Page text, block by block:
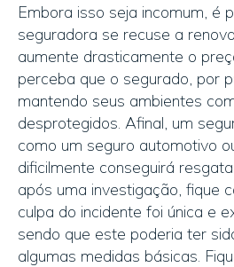
Embora isso seja incomum, é
seguradora se recuse a
aumente drasticamente o
perceba que o segurado, por
mantendo seus ambientes
desprotegidos. Afinal, um
como um seguro automotivo
dificilmente conseguirá
após uma investigação, fique
culpa do incidente foi única e
sendo que este poderia ter
algumas medidas básicas.